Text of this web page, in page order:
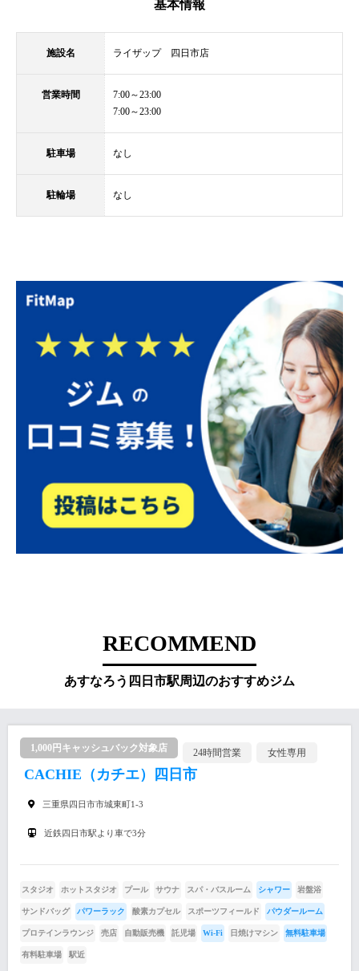
基本情報
施設名 ライザップ 四日市店
営業時間
7:00～23:00
7:00～23:00
駐車場 なし
駐輪場 なし
RECOMMEND
あすなろう四日市駅周辺のおすすめジム
1,000円キャッシュバック対象店 24時間営業 女性専用
CACHIE（カチエ）四日市
三重県四日市市城東町1-3
近鉄四日市駅より車で3分
スタジオ ホットスタジオ プール サウナ スパ・バスルーム シャワー 岩盤浴
サンドバッグ パワーラック 酸素カプセル スポーツフィールド パウダールーム
プロテインラウンジ 売店 自動販売機 託児場 Wi-Fi 日焼けマシン 無料駐車場
有料駐車場 駅近